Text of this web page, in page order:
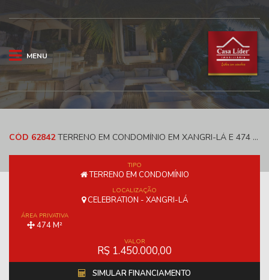
MENU
CÓD 62842TERRENO EM CONDOMÍNIO EM XANGRI-LÁ E 474 M² - CELEBRATION
TIPO
TERRENO EM CONDOMÍNIO
LOCALIZAÇÃO
CELEBRATION - XANGRI-LÁ
ÁREA PRIVATIVA
474 M²
VALOR
R$ 1.450.000,00
SIMULAR FINANCIAMENTO